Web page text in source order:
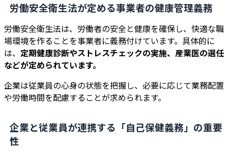
労働安全衛生法が定める事業者の健康管理義務
労働安全衛生法は、労働者の安全と健康を確保し、快適な職
場環境を作ることを事業者に義務付けています。具体的に
は、 定期健康診断やストレスチェックの実施、産業医の選任
などが定められています。
企業は従業員の心身の状態を把握し、必要に応じて業務配置
や労働時間を配慮することが求められます。
企業と従業員が連携する「自己保健義務」の重要
性